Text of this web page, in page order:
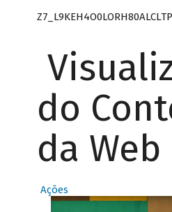
do
da Web
Ações